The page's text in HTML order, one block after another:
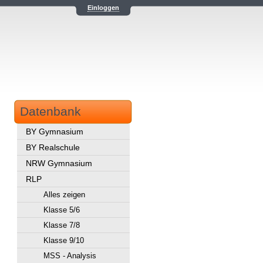
Einloggen
Datenbank
BY Gymnasium
BY Realschule
NRW Gymnasium
RLP
Alles zeigen
Klasse 5/6
Klasse 7/8
Klasse 9/10
MSS - Analysis